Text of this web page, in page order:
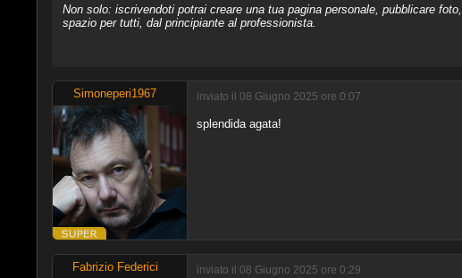
Non solo: iscrivendoti potrai creare una tua pagina personale, pubblicare
spazio per tutti, dal principiante al professionista.
Simoneperi1967 inviato il 08 Giugno 2025 ore 0:07
splendida agata!
Fabrizio Federici inviato il 08 Giugno 2025 ore 0:29